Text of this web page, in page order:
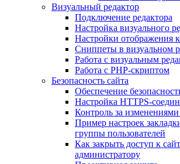
Визуальный редактор
Подключение редактора
Настройка визуального
Настройки отображения
Сниппеты в визуальном
Работа с визуальным
Работа с PHP-скриптом
Безопасность сайта
Обеспечение
Настройка HTTPS-
Контроль за
Пример настроек
группы пользователей
Как закрыть доступ к
администратору